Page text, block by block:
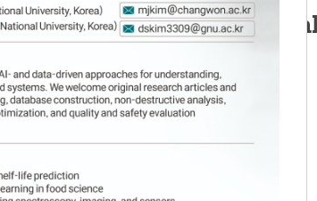
product from
Kim1,*
▼
21, 2021; Accepted:Jun 28, 2021